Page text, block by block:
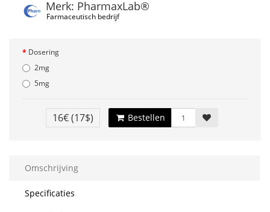
Merk: PharmaxLab®
Farmaceutisch bedrijf
Dosering
2mg
5mg
16€(17$) Bestellen
Omschrijving
Specificaties